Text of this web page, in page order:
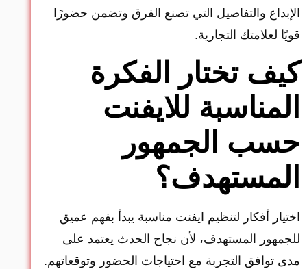
الإبداع والتفاصيل التي تصنع الفرق وتضمن حضورًا
قويًا لعلامتك التجارية.
كيف تختار الفكرة
المناسبة للايفنت
حسب الجمهور
المستهدف؟
اختيار أفكار لتنظيم ايفنت مناسبة يبدأ بفهم عميق
للجمهور المستهدف، لأن نجاح الحدث يعتمد على
مدى توافق التجربة مع احتياجات الحضور وتوقعاتهم.